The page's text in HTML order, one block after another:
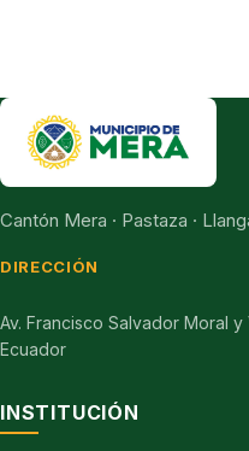
Cantón Mera · Pastaza ·
DIRECCIÓN
Av. Francisco Salvador Moral
Ecuador
INSTITUCIÓN